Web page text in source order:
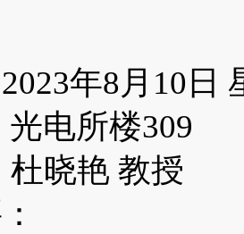
年8月10日
电所楼309
杜晓艳 教授